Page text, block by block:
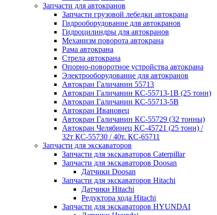
Запчасти для автокранов
Запчасти грузовой лебедки автокрана
Гидрооборудование для автокранов
Гидроцилиндры для автокранов
Механизм поворота автокрана
Рама автокрана
Стрела автокрана
Опорно-поворотное устройства автокрана
Электрооборудование для автокранов
Автокран Галичанин 55713
Автокран Галичанин КС-55713-1В (25 тонн)
Автокран Галичанин КС-55713-5В
Автокран Ивановец
Автокран Галичанин КС-55729 (32 тонны)
Автокран Челябинец КС-45721 (25 тонн) /
32т КС-55730 / 40т. КС-65711
Запчасти для экскаваторов
Запчасти для экскаваторов Caterpillar
Запчасти для экскаваторов Doosan
Датчики Doosan
Запчасти для экскаваторов Hitachi
Датчики Hitachi
Редуктора хода Hitachi
Запчасти для экскаваторов HYUNDAI